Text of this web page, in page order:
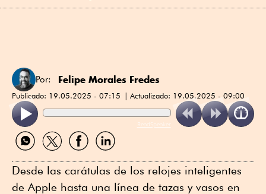
Por: Felipe Morales Fredes
Publicado: 19.05.2025 - 07:15 Actualizado: 19.05.2025 - 09:00
ReadSpeaker
Compartir
por
Compartir
por
Compartir
por
Compartir
por
Desde las carátulas de los relojes inteligentes
de Apple hasta una línea de tazas y vasos en